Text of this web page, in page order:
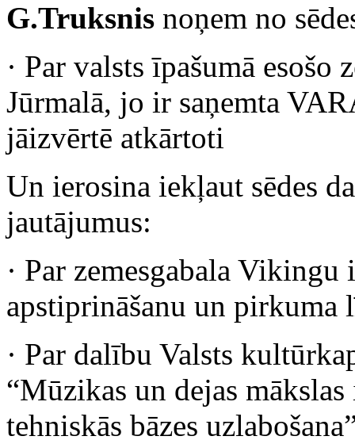
G.Truksnis noņem no
· Par valsts īpašumā
Jūrmalā, jo ir saņemta
jāizvērtē atkārtoti
Un ierosina iekļaut sēdes
jautājumus:
· Par zemesgabala
apstiprināšanu un pirkuma
· Par dalību Valsts
“Mūzikas un dejas
tehniskās bāzes